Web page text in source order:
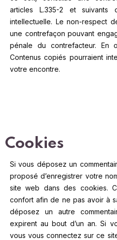
articles L.335-2 et
intellectuelle. Le non-respect
une contrefaçon pouvant
pénale du contrefacteur. En
Contenus copiés pourraient
votre encontre.
Cookies
Si vous déposez un
proposé d’enregistrer votre
site web dans des cookies.
confort afin de ne pas avoir à
déposez un autre
expirent au bout d’un an. Si
vous vous connectez sur ce